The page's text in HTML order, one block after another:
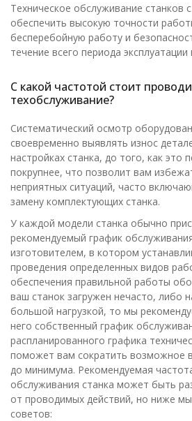
Техническое обслуживание станков
обеспечить высокую точности
бесперебойную работу и
течение всего периода эксплуатации
С какой частотой стоит
техобслуживание?
Систематический осмотр
своевременно выявлять износ
настройках станка, до того, как это
покрупнее, что позволит вам
неприятных ситуаций, часто
замену комплектующих станка.
У каждой модели станка обычно
рекомендуемый график
изготовителем, в котором
проведения определенных видов
обеспечения правильной работы
ваш станок загружен нечасто, либо
большой нагрузкой, то мы
него собственный график
распланированного графика
поможет вам сократить возможное
до минимума. Рекомендуемая
обслуживания станка может быть
от проводимых действий, но ниже
советов: